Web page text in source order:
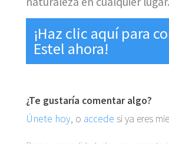
¡Haz clic aquí para
Estel ahora!
¿Te gustaría comentar algo?
Únete hoy, o accede si ya eres